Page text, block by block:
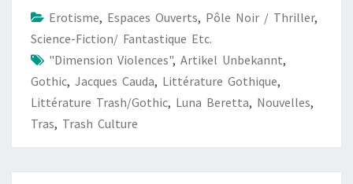
o
o
k
A
p
p
i
n
k
g
e
r
Erotisme, Espaces Ouverts, Pôle Noir / Thriller,
Science-Fiction/ Fantastique Etc.
"Dimension Violences", Artikel Unbekannt,
Gothic, Jacques Cauda, Littérature Gothique,
Littérature Trash/gothic, Luna Beretta, Nouvelles,
Tras, Trash Culture